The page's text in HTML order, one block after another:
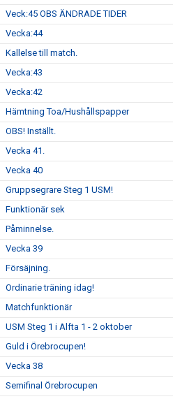
Veck:45 OBS ÄNDRADE TIDER
Vecka:44
Kallelse till match.
Vecka:43
Vecka:42
Hämtning Toa/Hushållspapper
OBS! Inställt.
Vecka 41.
Vecka 40
Gruppsegrare Steg 1 USM!
Funktionär sek
Påminnelse.
Vecka 39
Försäjning.
Ordinarie träning idag!
Matchfunktionär
USM Steg 1 i Alfta 1 - 2 oktober
Guld i Örebrocupen!
Vecka 38
Semifinal Örebrocupen